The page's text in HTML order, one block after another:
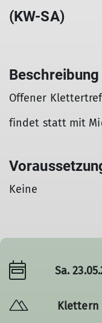
(KW-SA)
Beschreibung
Offener
findet statt mit
Keine
Sa.
Klettern